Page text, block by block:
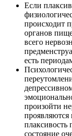
Если
происходит
органов
всего
есть
произойти
проявляются
плаксивость
состояние